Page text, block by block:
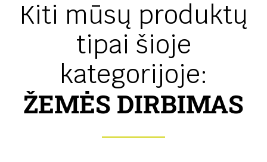
Kiti mūsų produktų
tipai šioje
kategorijoje:
ŽEMĖS DIRBIMAS